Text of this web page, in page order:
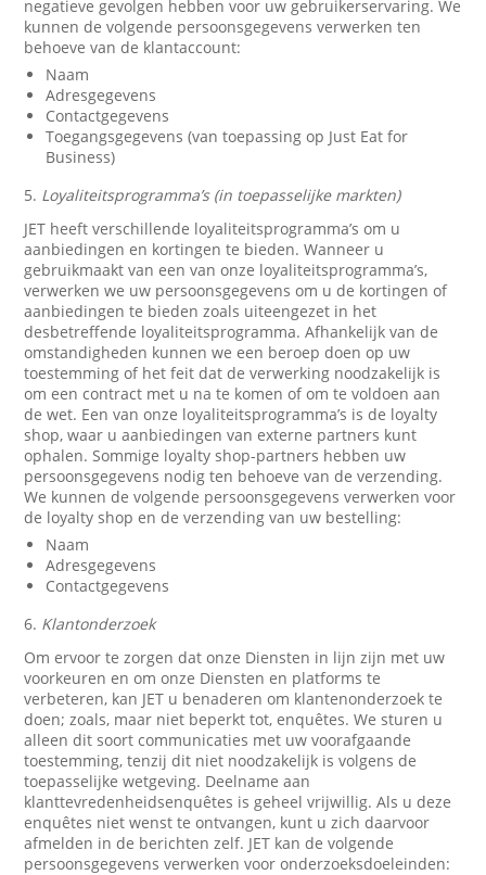
negatieve gevolgen hebben voor uw gebruikerservaring. We
kunnen de volgende persoonsgegevens verwerken ten
behoeve van de klantaccount:
Naam
Adresgegevens
Contactgegevens
Toegangsgegevens (van toepassing op Just Eat for
Business)
5. Loyaliteitsprogramma’s (in toepasselijke markten)
JET heeft verschillende loyaliteitsprogramma’s om u
aanbiedingen en kortingen te bieden. Wanneer u
gebruikmaakt van een van onze loyaliteitsprogramma’s,
verwerken we uw persoonsgegevens om u de kortingen of
aanbiedingen te bieden zoals uiteengezet in het
desbetreffende loyaliteitsprogramma. Afhankelijk van de
omstandigheden kunnen we een beroep doen op uw
toestemming of het feit dat de verwerking noodzakelijk is
om een contract met u na te komen of om te voldoen aan
de wet. Een van onze loyaliteitsprogramma’s is de loyalty
shop, waar u aanbiedingen van externe partners kunt
ophalen. Sommige loyalty shop-partners hebben uw
persoonsgegevens nodig ten behoeve van de verzending.
We kunnen de volgende persoonsgegevens verwerken voor
de loyalty shop en de verzending van uw bestelling:
Naam
Adresgegevens
Contactgegevens
6. Klantonderzoek
Om ervoor te zorgen dat onze Diensten in lijn zijn met uw
voorkeuren en om onze Diensten en platforms te
verbeteren, kan JET u benaderen om klantenonderzoek te
doen; zoals, maar niet beperkt tot, enquêtes. We sturen u
alleen dit soort communicaties met uw voorafgaande
toestemming, tenzij dit niet noodzakelijk is volgens de
toepasselijke wetgeving. Deelname aan
klanttevredenheidsenquêtes is geheel vrijwillig. Als u deze
enquêtes niet wenst te ontvangen, kunt u zich daarvoor
afmelden in de berichten zelf. JET kan de volgende
persoonsgegevens verwerken voor onderzoeksdoeleinden: